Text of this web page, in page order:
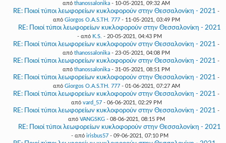
από thanossalonika - 10-05-2021, 09:32 AM
RE: Ποιοί τύποι λεωφορείων κυκλοφορούν στην Θεσσαλονίκη - 2021 -
από Giorgos O.A.S.TH. 777- 11-05-2021, 03:49 PM
RE: Ποιοί τύποι λεωφορείων κυκλοφορούν στην Θεσσαλονίκη - 2021
- από K.S. - 20-05-2021, 04:43 PM
RE: Ποιοί τύποι λεωφορείων κυκλοφορούν στην Θεσσαλονίκη - 2021 -
από thanossalonika - 23-05-2021, 04:08 PM
RE: Ποιοί τύποι λεωφορείων κυκλοφορούν στην Θεσσαλονίκη - 2021 -
από thanossalonika - 31-05-2021, 08:51 PM
RE: Ποιοί τύποι λεωφορείων κυκλοφορούν στην Θεσσαλονίκη - 2021 -
από Giorgos O.A.S.TH. 777- 01-06-2021, 07:27 AM
RE: Ποιοί τύποι λεωφορείων κυκλοφορούν στην Θεσσαλονίκη - 2021 -
από vard_57- 06-06-2021, 02:29 PM
RE: Ποιοί τύποι λεωφορείων κυκλοφορούν στην Θεσσαλονίκη - 2021 -
από VANGSKG- 08-06-2021, 08:15 PM
RE: Ποιοί τύποι λεωφορείων κυκλοφορούν στην Θεσσαλονίκη - 2021
- από irisbus57- 09-06-2021, 07:10 PM